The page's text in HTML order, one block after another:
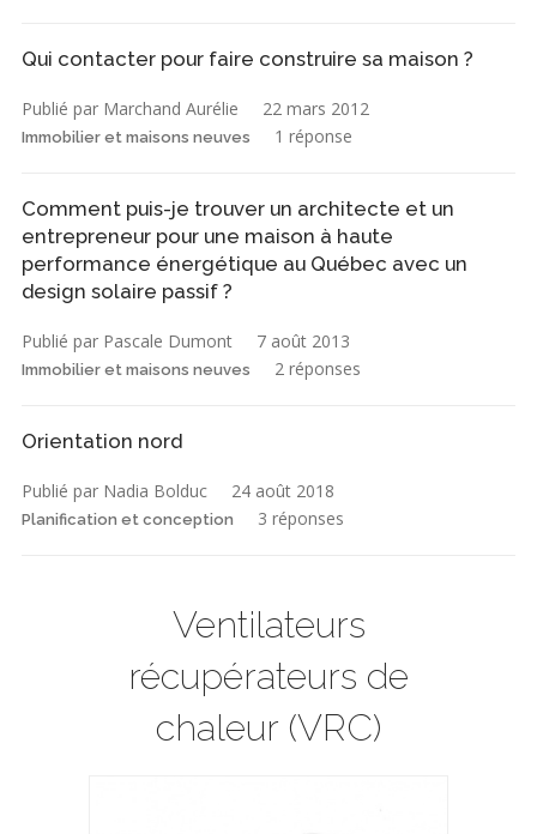
Qui contacter pour faire construire sa maison ?
Publié par Marchand Aurélie 22 mars 2012
Immobilier et maisons neuves 1 réponse
Comment puis-je trouver un architecte et un
entrepreneur pour une maison à haute
performance énergétique au Québec avec un
design solaire passif ?
Publié par Pascale Dumont 7 août 2013
Immobilier et maisons neuves 2 réponses
Orientation nord
Publié par Nadia Bolduc 24 août 2018
Planification et conception 3 réponses
Ventilateurs
récupérateurs de
chaleur (VRC)